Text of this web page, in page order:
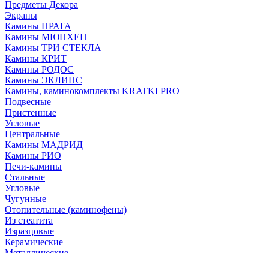
Предметы Декора
Экраны
Камины ПРАГА
Камины МЮНХЕН
Камины ТРИ СТЕКЛА
Камины КРИТ
Камины РОДОС
Камины ЭКЛИПС
Камины, каминокомплекты KRATKI PRO
Подвесные
Пристенные
Угловые
Центральные
Камины МАДРИД
Камины РИО
Печи-камины
Стальные
Угловые
Чугунные
Отопительные (каминофены)
Из стеатита
Изразцовые
Керамические